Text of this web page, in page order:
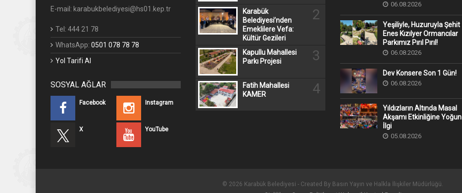
E-mail: karabukbelediyesi@hs01.kep.tr
Tel: 444 21 78
WhatsApp: 0501 078 78 78
Yol Tarifi Al
SOSYAL AĞLAR
Facebook Instagram
X YouTube
Karabük
Belediyesi’nden
Emeklilere Vefa:
Kültür Gezileri
2
Kapullu Mahallesi
Parkı Projesi
3
Fatih Mahallesi
KAMER
4
06.08.2026
Yeşiliyle, Huzuruyla Şehit
Enes Kızılyer Ormancılar
Parkımız Pırıl Pırıl!
06.08.2026
Dev Konsere Son 1️ Gün!
06.08.2026
Yıldızların Altında Masal
Akşamı Etkinliğine Yoğun
İlgi
05.08.2026
© 2026 Karabük Belediyesi - Created By Basın Yayın ve Halkla İlişkiler Müdürlüğü.